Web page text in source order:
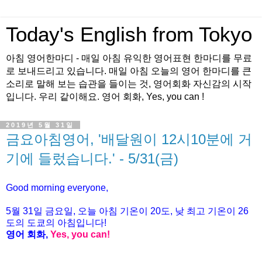
Today's English from Tokyo
아침 영어한마디 - 매일 아침 유익한 영어표현 한마디를 무료
로 보내드리고 있습니다. 매일 아침 오늘의 영어 한마디를 큰
소리로 말해 보는 습관을 들이는 것, 영어회화 자신감의 시작
입니다. 우리 같이해요. 영어 회화, Yes, you can !
2019년 5월 31일
금요아침영어, '배달원이 12시10분에 거
기에 들렀습니다.' - 5/31(금)
Good morning everyone,
5월 31일 금요일, 오늘 아침 기온이 20도, 낮 최고 기온이 26
도의 도쿄의 아침입니다!
영어 회화, Yes, you can!